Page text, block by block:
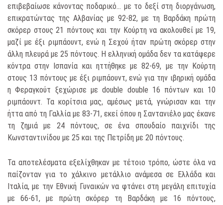
επιβεβαίωσε κάνοντας ποδαρικό… με το δεξί στη διοργάνωση,
επικρατώντας της Αλβανίας με 92-82, με τη Βαρδάκη πρώτη
σκόρερ στους 21 πόντους και την Κούρτη να ακολουθεί με 19,
μαζί με έξι ριμπάουντ, ενώ η Σεχού ήταν πρώτη σκόρερ στην
άλλη πλευρά με 25 πόντους. Η ελληνική ομάδα δεν τα κατάφερε
κόντρα στην Ισπανία και ηττήθηκε με 82-69, με την Κούρτη
στους 13 πόντους με έξι ριμπάουντ, ενώ για την ιβηρική ομάδα
η Φεραγκούτ ξεχώρισε με double double 16 πόντων και 10
ριμπάουντ. Τα κορίτσια μας, αμέσως μετά, γνώρισαν και την
ήττα από τη Γαλλία με 83-71, εκεί όπου η Σαντανιέλο μας έκανε
τη ζημιά με 24 πόντους, σε ένα σπουδαίο παιχνίδι της
Κωνσταντινίδου με 25 και της Πετρίδη με 20 πόντους.
Τα αποτελέσματα εξελίχθηκαν με τέτοιο τρόπο, ώστε όλα να
παίζονταν για το χάλκινο μετάλλιο ανάμεσα σε Ελλάδα και
Ιταλία, με την Εθνική Γυναικών να φτάνει στη μεγάλη επιτυχία
με 66-61, με πρώτη σκόρερ τη Βαρδάκη με 16 πόντους,